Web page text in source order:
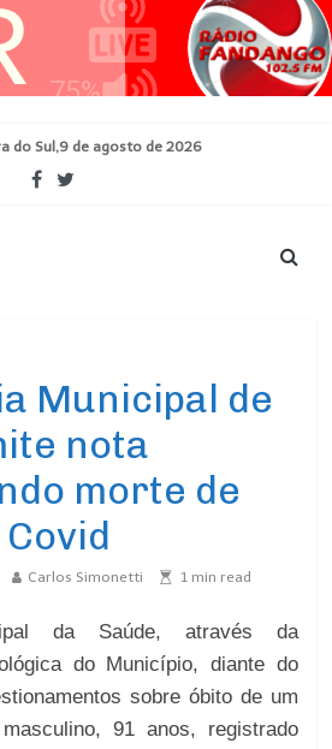
do Sul,9 de agosto de 2026
Municipal de
nota
morte de
Carlos Simonetti 1 min read
da Saúde, através da
do Município, diante do
sobre óbito de um
91 anos, registrado